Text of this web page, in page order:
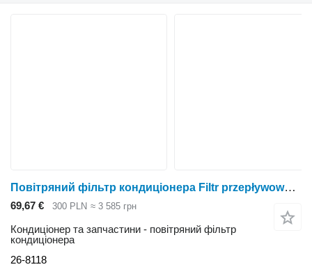
Повітряний фільтр кондиціонера Filtr przepływowy od klimatyzacji 26-8118 renalut ,class klima u до трактора колісного Renault class
69,67 € 300 PLN ≈ 3 585 грн
Кондиціонер та запчастини - повітряний фільтр
кондиціонера
26-8118